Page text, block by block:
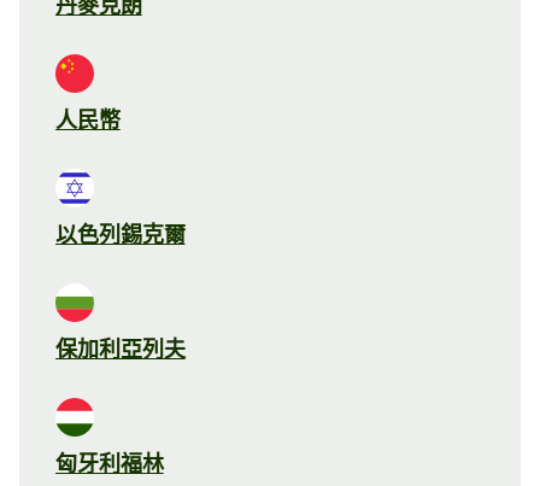
丹麥克朗
人民幣
以色列錫克爾
保加利亞列夫
匈牙利福林